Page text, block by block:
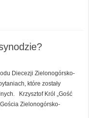
Diecezji Zielonogórsko-
które zostały
Krzysztof Król „Gość
Zielonogórsko-